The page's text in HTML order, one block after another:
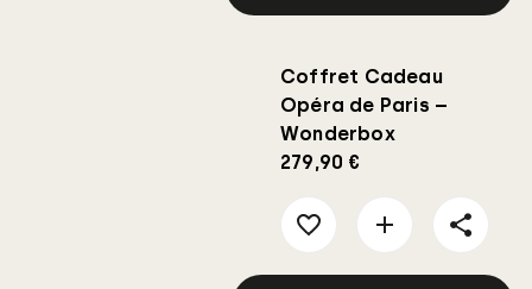
Coffret Cadeau
Opéra de Paris –
Wonderbox
279,90 €